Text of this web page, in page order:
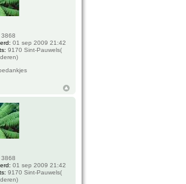
3868
01 sep 2009 21:42
9170 Sint-Pauwels(
3868
01 sep 2009 21:42
9170 Sint-Pauwels(